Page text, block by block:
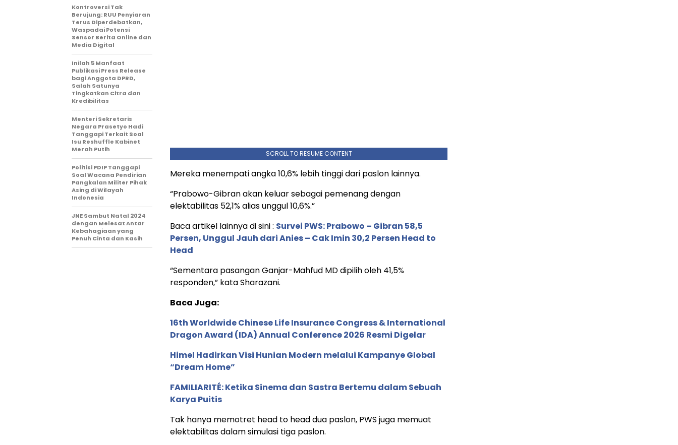
SCROLL TO RESUME CONTENT
Mereka menempati angka 10,6% lebih tinggi dari paslon lainnya.
“Prabowo-Gibran akan keluar sebagai pemenang dengan
elektabilitas 52,1% alias unggul 10,6%.”
Baca artikel lainnya di sini : Survei PWS: Prabowo – Gibran 58,5
Persen, Unggul Jauh dari Anies – Cak Imin 30,2 Persen Head to
Head
“Sementara pasangan Ganjar-Mahfud MD dipilih oleh 41,5%
responden,” kata Sharazani.
Baca Juga:
16th Worldwide Chinese Life Insurance Congress & International
Dragon Award (IDA) Annual Conference 2026 Resmi Digelar
Himel Hadirkan Visi Hunian Modern melalui Kampanye Global
“Dream Home”
FAMILIARITÉ: Ketika Sinema dan Sastra Bertemu dalam Sebuah
Karya Puitis
Tak hanya memotret head to head dua paslon, PWS juga memuat
elektabilitas dalam simulasi tiga paslon.
Kontroversi Tak
Berujung: RUU Penyiaran
Terus Diperdebatkan,
Waspadai Potensi
Sensor Berita Online dan
Media Digital
Inilah 5 Manfaat
Publikasi Press Release
bagi Anggota DPRD,
Salah Satunya
Tingkatkan Citra dan
Kredibilitas
Menteri Sekretaris
Negara Prasetyo Hadi
Tanggapi Terkait Soal
Isu Reshuffle Kabinet
Merah Putih
Politisi PDIP Tanggapi
Soal Wacana Pendirian
Pangkalan Militer Pihak
Asing di Wilayah
Indonesia
JNE Sambut Natal 2024
dengan Melesat Antar
Kebahagiaan yang
Penuh Cinta dan Kasih